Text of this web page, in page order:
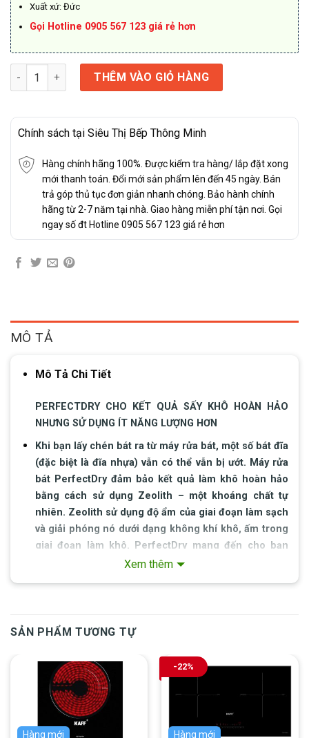
Xuất xứ: Đức
Gọi Hotline 0905 567 123 giá rẻ hơn
Máy Rửa Bát Âm Toàn Phần - 60CM HMH.SMV6ZCX42E Series
THÊM VÀO GIỎ HÀNG
Chính sách tại Siêu Thị Bếp Thông Minh
Hàng chính hãng 100%. Được kiểm tra hàng/ lắp đặt xong
mới thanh toán. Đổi mới sản phẩm lên đến 45 ngày. Bán
trả góp thủ tục đơn giản nhanh chóng. Bảo hành chính
hãng từ 2-7 năm tại nhà. Giao hàng miễn phí tận nơi. Gọi
ngay số đt Hotline 0905 567 123 giá rẻ hơn
MÔ TẢ
Mô Tả Chi Tiết
PERFECTDRY CHO KẾT QUẢ SẤY KHÔ HOÀN HẢO
NHƯNG SỬ DỤNG ÍT NĂNG LƯỢNG HƠN
Khi bạn lấy chén bát ra từ máy rửa bát, một số bát đĩa
(đặc biệt là đĩa nhựa) vẫn có thể vẫn bị ướt. Máy rửa
bát PerfectDry đảm bảo kết quả làm khô hoàn hảo
bằng cách sử dụng Zeolith – một khoáng chất tự
nhiên. Zeolith sử dụng độ ẩm của giai đoạn làm sạch
và giải phóng nó dưới dạng không khí khô, ấm trong
giai đoạn làm khô. PerfectDry mang đến cho bạn
chén bát đã sẵn sàng trong tủ, sử dụng ít năng lượng
mức tiết kiệm D.
CỦA BẠN
Thông qua ứng dụng Home connect bạn có thể điều khiển và theo
giõi thiết bị từ xa hoặc hơn thế nữa có thể kết nối điều khiển thiết bị
bằng giọng nói thông qua các trợ lý ảo như Alexa hoặc Google
Xem thêm
SẢN PHẨM TƯƠNG TỰ
Hàng mới
-22%
Hàng mới